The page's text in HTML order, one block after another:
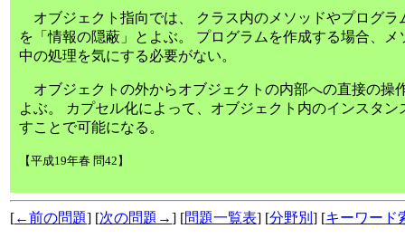
オブジェクト指向では、 クラス内のメソッドやプログラ
を「情報の隠蔽」とよぶ。 プログラムを作成する場合、
中の処理を気にする必要がない。
オブジェクトの外からオブジェクトの内部への直接の操
よぶ。 カプセル化によって、オブジェクト内のインスタ
すことで可能になる。
【平成19年春 問42】
[←前の問題] [次の問題→] [問題一覧表] [分野別 ] [キーワード